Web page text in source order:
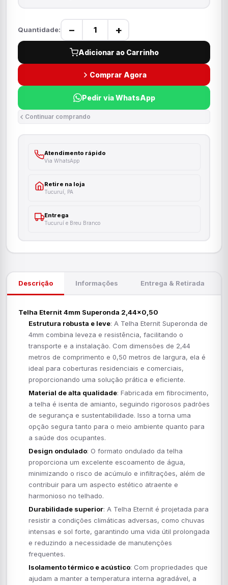
Quantidade: − +
Adicionar ao Carrinho
Comprar Agora
Pedir via WhatsApp
Continuar comprando
Atendimento rápido
Via WhatsApp
Retire na loja
Tucuruí, PA
Entrega
Tucuruí e Breu Branco
Descrição Informações Entrega & Retirada
Telha Eternit 4mm Superonda 2,44x0,50
Estrutura robusta e leve: A Telha Eternit Superonda de
4mm combina leveza e resistência, facilitando o
transporte e a instalação. Com dimensões de 2,44
metros de comprimento e 0,50 metros de largura, ela é
ideal para coberturas residenciais e comerciais,
proporcionando uma solução prática e eficiente.
Material de alta qualidade: Fabricada em fibrocimento,
a telha é isenta de amianto, seguindo rigorosos padrões
de segurança e sustentabilidade. Isso a torna uma
opção segura tanto para o meio ambiente quanto para
a saúde dos ocupantes.
Design ondulado: O formato ondulado da telha
proporciona um excelente escoamento de água,
minimizando o risco de acúmulo e infiltrações, além de
contribuir para um aspecto estético atraente e
harmonioso no telhado.
Durabilidade superior: A Telha Eternit é projetada para
resistir a condições climáticas adversas, como chuvas
intensas e sol forte, garantindo uma vida útil prolongada
e reduzindo a necessidade de manutenções
frequentes.
Isolamento térmico e acústico: Com propriedades que
ajudam a manter a temperatura interna agradável, a